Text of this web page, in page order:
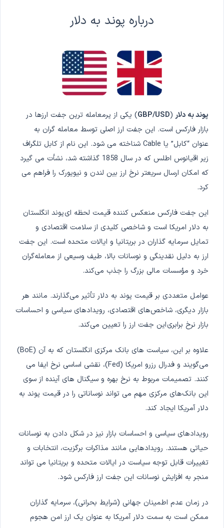
با هم اختلاف دارند.
درباره پوند به دلار
پوند به دلار (
GBP/USD) یکی از پرمعامله ترین جفت ارزها در
بازار فارکس است. این جفت ارز اصلی توسط معامله گران به
عنوان “کابل” یا Cable شناخته می شود. این نام از کابل تلگراف
زیر اقیانوس اطلس که در سال 1858 گذاشته شد، نشأت می گیرد
که امکان ارسال سریعتر نرخ ارز بین لندن و نیویورک را فراهم می
کرد.
این جفت فارکس منعکس کننده قیمت لحظه ایپوند انگلستان
به دلار امریکا است و شاخصی کلیدی از سلامت اقتصادی و
تمایل سرمایه گذاران در بریتانیا و ایالات متحده است. این جفت
ارز به دلیل نقدینگی و نوسانات بالا، طیف وسیعی از معامله‌گران
خرد و مؤسسات مالی بزرگ را جذب می‌کند.
عوامل متعددی بر قیمت پوند به دلار تأثیر می‌گذارند. مانند هر
بازار دیگری، شاخص‌های اقتصادی، رویدادهای سیاسی و احساسات
بازار نرخ برابریاین جفت ارز را تعیین می‌کند.
علاوه بر این، سیاست های بانک مرکزی انگلستان که به آن (BoE)
می‌گویند و فدرال رزرو امریکا (Fed)، نقشی اساسی نرخ ایفا می
کنند. تصمیمات مربوط به نرخ بهره و سیگنال های آینده از سوی
این بانک‌های مرکزی مهم می تواند نوساناتی را در قیمت پوند به
دلار آمریکا ایجاد کند.
رویدادهای سیاسی و احساسات بازار نیز در شکل دادن به نوسانات
حیاتی هستند. رویدادهایی مانند مذاکرات برگزیت، انتخابات و
تغییرات قابل توجه سیاست در ایالات متحده و بریتانیا می تواند
منجر به افزایش نوسانات این جفت ارز فارکس شود.
در زمان عدم اطمینان جهانی (شرایط بحرانی)، سرمایه گذاران
ممکن است به سمت دلار آمریکا به عنوان یک ارز امن هجوم